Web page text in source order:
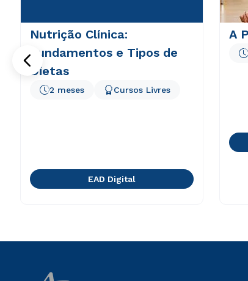
Nutrição Clínica:
Fundamentos e Tipos de
Dietas
2 meses Cursos Livres
EAD Digital
A